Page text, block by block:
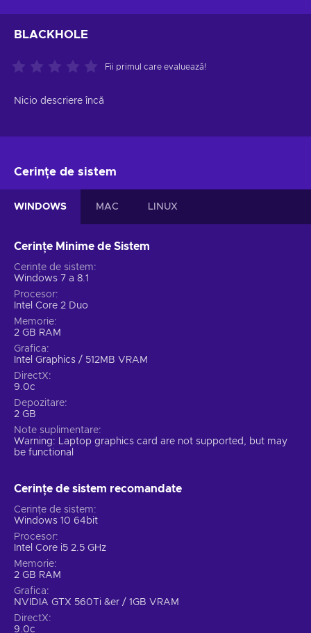
BLACKHOLE
Fii primul care evaluează!
Nicio descriere încă
Cerințe de sistem
WINDOWS MAC LINUX
Cerințe Minime de Sistem
Cerințe de sistem
Windows 7 a 8.1
Procesor
Intel Core 2 Duo
Memorie
2 GB RAM
Grafica
Intel Graphics / 512MB VRAM
DirectX
9.0c
Depozitare
2 GB
Note suplimentare
Warning: Laptop graphics card are not supported, but may
be functional
Cerințe de sistem recomandate
Cerințe de sistem
Windows 10 64bit
Procesor
Intel Core i5 2.5 GHz
Memorie
2 GB RAM
Grafica
NVIDIA GTX 560Ti &er / 1GB VRAM
DirectX
9.0c